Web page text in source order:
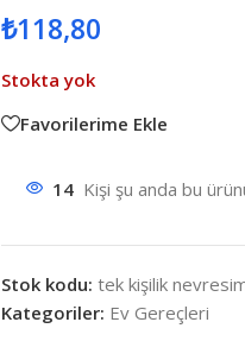
₺118,80
Stokta yok
Favorilerime Ekle
14 Kişi şu anda bu
Stok kodu: tek kişilik
Kategoriler: Ev Gereçleri